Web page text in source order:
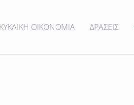
ΚΥΚΛΙΚΗ ΟΙΚΟΝΟΜΙΑ ΔΡΑΣΕΙΣ